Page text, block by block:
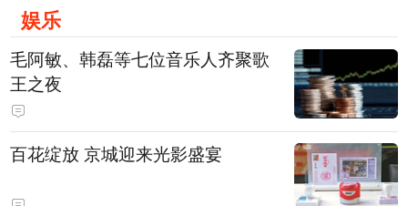
娱乐
毛阿敏、韩磊等七位音乐人齐聚歌
王之夜
百花绽放 京城迎来光影盛宴